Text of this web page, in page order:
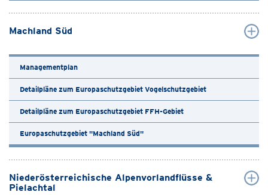
Machland Süd
Managementplan
Detailpläne zum Europaschutzgebiet Vogelschutzgebiet
Detailpläne zum Europaschutzgebiet FFH-Gebiet
Europaschutzgebiet "Machland Süd"
Niederösterreichische Alpenvorlandflüsse &
Pielachtal